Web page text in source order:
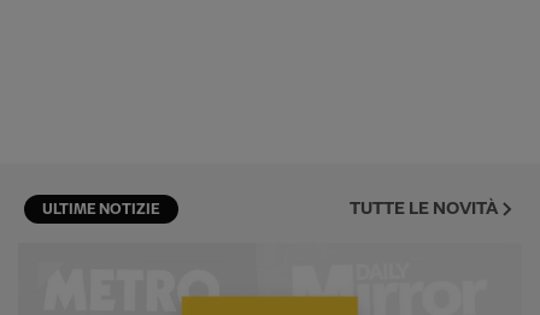
ULTIME NOTIZIE TUTTE LE NOVITÀ